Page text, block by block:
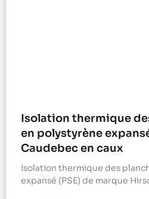
Isolation thermique
en polystyrène
Caudebec en caux
Isolation thermique des
expansé (PSE) de marque